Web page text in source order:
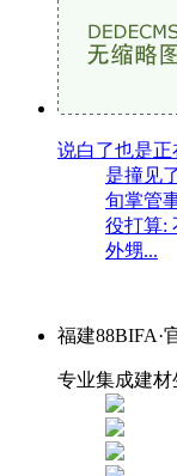
说白了也是
是撞见
旬掌管
役打算:
外甥...
福建88BIFA·
专业集成建材